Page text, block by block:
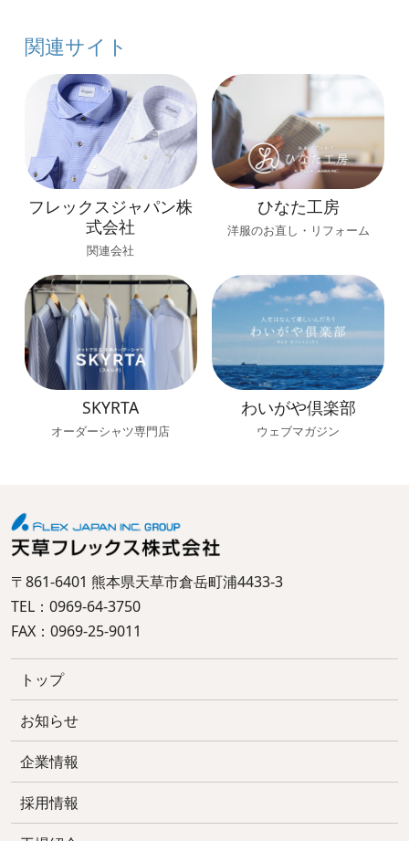
関連サイト
フレックスジャパン株
式会社
関連会社
ひなた工房
洋服のお直し・リフォーム
SKYRTA
オーダーシャツ専門店
わいがや倶楽部
ウェブマガジン
〒861-6401 熊本県天草市倉岳町浦4433-3
TEL：0969-64-3750
FAX：0969-25-9011
トップ
お知らせ
企業情報
採用情報